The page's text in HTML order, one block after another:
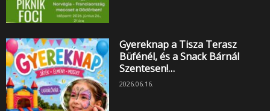
Gyereknap a Tisza Terasz
Büfénél, és a Snack Bárnál
Szentesen!…
2026.06.16.